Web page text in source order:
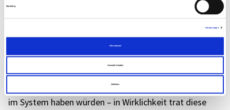
Marketing
Details zeigen
Alle zulassen
Auswahl erlauben
Ablehnen
ment erfolg­reich. Die Haupt­schwie­rig­keit für die
Versuchs­per­so­nen resul­tierte aus der Zeit­ver­zö­ge­rung
zwischen den Einga­ben der Spieler*innen und der
anschlie­ßen­den System­re­ak­tion. Nur wenige Teil­neh­
men­den erkann­ten diese Verzö­ge­rung. Die meis­ten
erwar­te­ten, dass ihre Eingriffe unmit­tel­bare Wirkun­gen
im System haben würden – in Wirk­lich­keit trat diese